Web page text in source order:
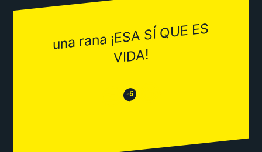
una rana ¡ESA SÍ QUE ES
VIDA!
😒 -5 😂